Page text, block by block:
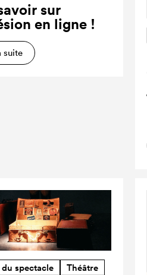
sur
en ligne !
suite
spectacle Théâtre